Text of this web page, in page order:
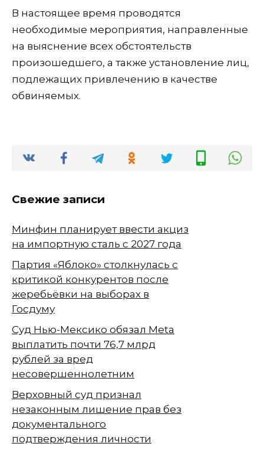
В настоящее время проводятся
необходимые мероприятия, направленные
на выяснение всех обстоятельств
произошедшего, а также установление лиц,
подлежащих привлечению в качестве
обвиняемых.
Свежие записи
Минфин планирует ввести акциз
на импортную сталь с 2027 года
Партия «Яблоко» столкнулась с
критикой конкурентов после
жеребьёвки на выборах в
Госдуму
Суд Нью-Мексико обязал Meta
выплатить почти 76,7 млрд
рублей за вред
несовершеннолетним
Верховный суд признал
незаконным лишение прав без
документального
подтверждения личности